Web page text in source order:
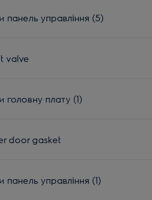
управління (5)
valve
плату (1)
door gasket
управління (1)